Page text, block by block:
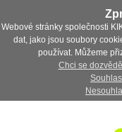
Webové stránky společnosti
dat, jako jsou soubory
používat. Můžeme
Chci se